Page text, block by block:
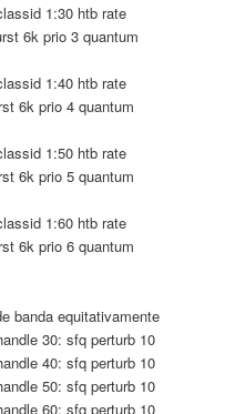
1:30 htb rate
6k prio 3 quantum
1:40 htb rate
6k prio 4 quantum
1:50 htb rate
6k prio 5 quantum
1:60 htb rate
6k prio 6 quantum
banda equitativamente
30: sfq perturb 10
40: sfq perturb 10
50: sfq perturb 10
60: sfq perturb 10